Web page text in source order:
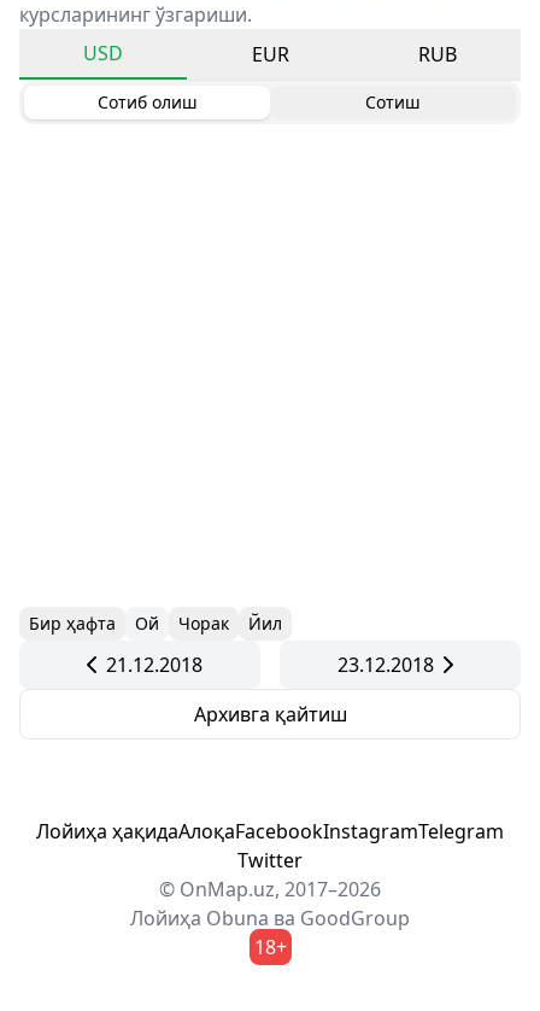
курсларининг ўзгариши.
USD
EUR RUB
Сотиб олиш Сотиш
Бир ҳафта Ой Чорак Йил
21.12.2018
23.12.2018
Архивга қайтиш
Лойиҳа ҳақидаАлоқаFacebookInstagramTelegram
Twitter
© OnMap.uz, 2017–2026
Лойиҳа Obuna ва GoodGroup
18+